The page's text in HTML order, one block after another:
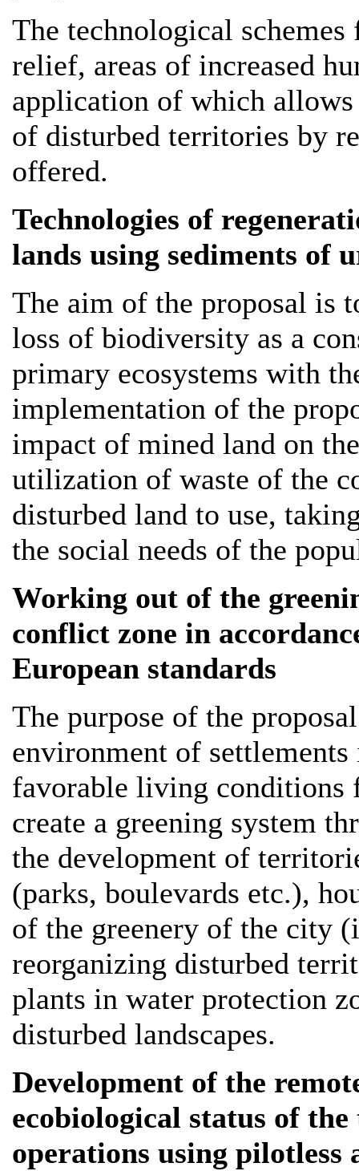
The technological
relief, areas of increased
application of which
of disturbed territories by
offered.
Technologies of
lands using sediments of
The aim of the proposal is
loss of biodiversity as a
primary ecosystems with
implementation of the
impact of mined land on
utilization of waste of the
disturbed land to use,
the social needs of the
Working out of the
conflict zone in
European standards
The purpose of the
environment of
favorable living conditions
create a greening system
the development of
(parks, boulevards etc.),
of the greenery of the city
reorganizing disturbed
plants in water protection
disturbed landscapes.
Development of the
ecobiological status of
operations using pilotless